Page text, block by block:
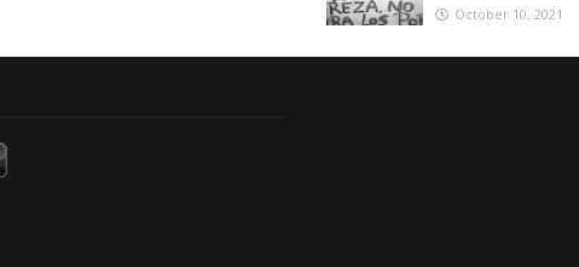
October 10, 2021